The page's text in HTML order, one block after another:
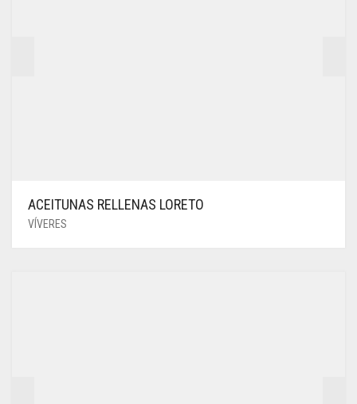
ACEITUNAS RELLENAS LORETO
VÍVERES